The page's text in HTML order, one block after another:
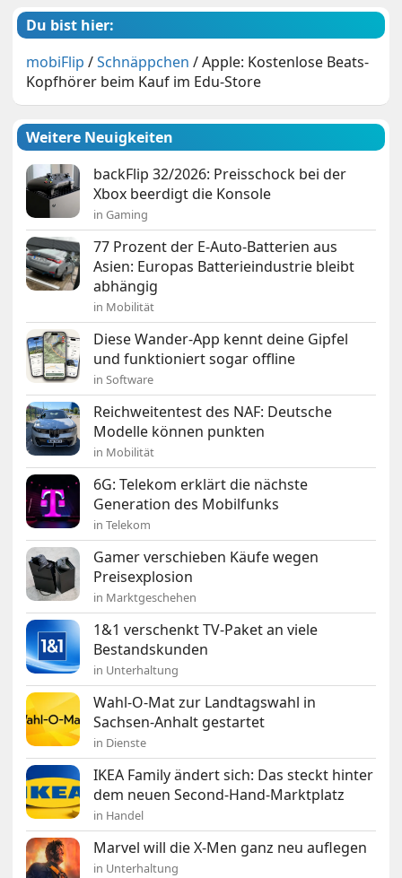
Du bist hier:
mobiFlip /Schnäppchen /Apple: Kostenlose Beats-
Kopfhörer beim Kauf im Edu-Store
Weitere Neuigkeiten
backFlip 32/2026: Preisschock bei der
Xbox beerdigt die Konsole
in Gaming
77 Prozent der E-Auto-Batterien aus
Asien: Europas Batterieindustrie bleibt
abhängig
in Mobilität
Diese Wander-App kennt deine Gipfel
und funktioniert sogar offline
in Software
Reichweitentest des NAF: Deutsche
Modelle können punkten
in Mobilität
6G: Telekom erklärt die nächste
Generation des Mobilfunks
in Telekom
Gamer verschieben Käufe wegen
Preisexplosion
in Marktgeschehen
1&1 verschenkt TV-Paket an viele
Bestandskunden
in Unterhaltung
Wahl-O-Mat zur Landtagswahl in
Sachsen-Anhalt gestartet
in Dienste
IKEA Family ändert sich: Das steckt hinter
dem neuen Second-Hand-Marktplatz
in Handel
Marvel will die X-Men ganz neu auflegen
in Unterhaltung